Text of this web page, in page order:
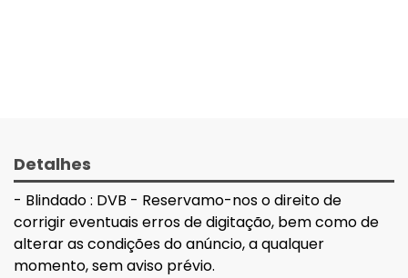
Detalhes
- Blindado : DVB - Reservamo-nos o direito de
corrigir eventuais erros de digitação, bem como de
alterar as condições do anúncio, a qualquer
momento, sem aviso prévio.